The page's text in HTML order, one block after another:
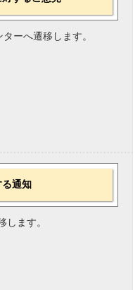
ーへ遷移します。
通知
します。